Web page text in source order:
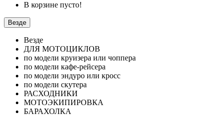
В корзине пусто!
Везде
Везде
ДЛЯ МОТОЦИКЛОВ
по модели круизера или чоппера
по модели кафе-рейсера
по модели эндуро или кросс
по модели скутера
РАСХОДНИКИ
МОТОЭКИПИРОВКА
БАРАХОЛКА